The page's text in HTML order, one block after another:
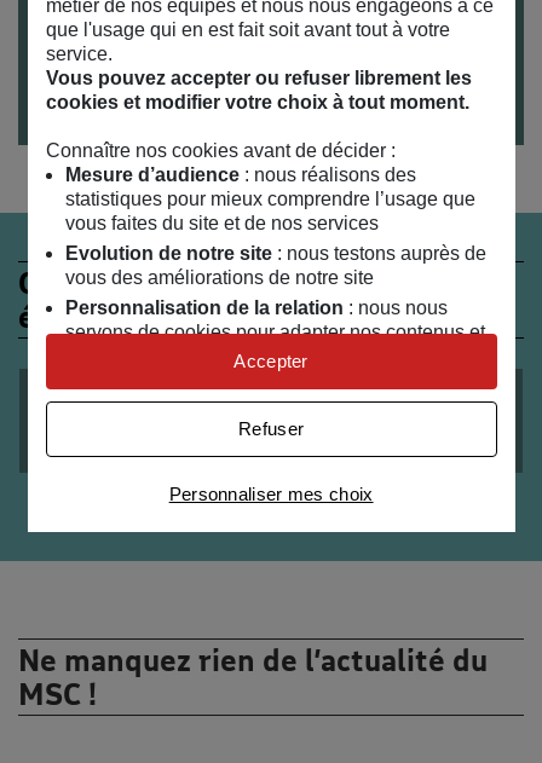
Enfants à partir de 8 ans
Accès
Atelier réservé aux enfants
Ces évènements peuvent
également vous intéresser
le27/11/2021
ATELIER ADULTES
Ne manquez rien de l’actualité du
MSC !
métier de nos équipes et nous nous engageons à ce
que l'usage qui en est fait soit avant tout à votre
service.
Vous pouvez accepter ou refuser librement les
cookies et modifier votre choix à tout moment.
Connaître nos cookies avant de décider :
Mesure d’audience: nous réalisons des
statistiques pour mieux comprendre l’usage que
vous faites du site et de nos services
Evolution de notre site: nous testons auprès de
vous des améliorations de notre site
Personnalisation de la relation : nous nous
servons de cookies pour adapter nos contenus et
personnaliser nos offres
Univers publicitaire: nous utilisons avec nos
publicités personnalisées
Personnaliser mes choix
Refuser
Accepter